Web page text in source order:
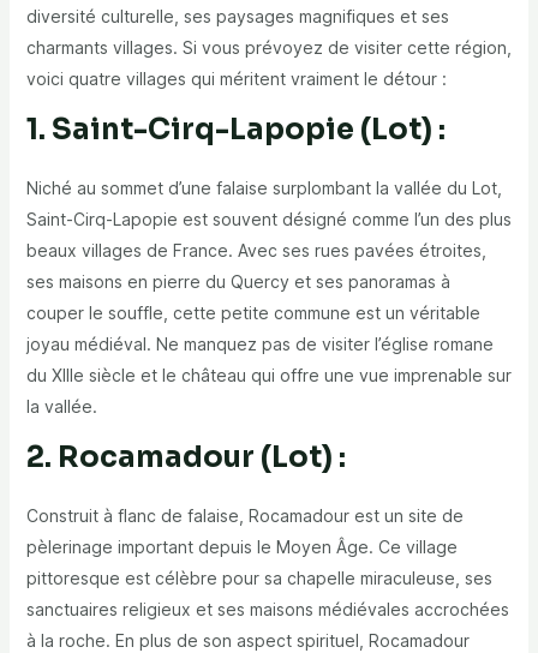
diversité culturelle, ses paysages magnifiques et ses
charmants villages. Si vous prévoyez de visiter cette région,
voici quatre villages qui méritent vraiment le détour :
1. Saint-Cirq-Lapopie (Lot) :
Niché au sommet d’une falaise surplombant la vallée du Lot,
Saint-Cirq-Lapopie est souvent désigné comme l’un des plus
beaux villages de France. Avec ses rues pavées étroites,
ses maisons en pierre du Quercy et ses panoramas à
couper le souffle, cette petite commune est un véritable
joyau médiéval. Ne manquez pas de visiter l’église romane
du XIIIe siècle et le château qui offre une vue imprenable sur
la vallée.
2. Rocamadour (Lot) :
Construit à flanc de falaise, Rocamadour est un site de
pèlerinage important depuis le Moyen Âge. Ce village
pittoresque est célèbre pour sa chapelle miraculeuse, ses
sanctuaires religieux et ses maisons médiévales accrochées
à la roche. En plus de son aspect spirituel, Rocamadour